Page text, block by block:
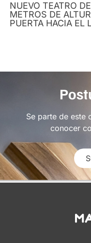
NUEVO TEATRO
METROS DE
PUERTA HACIA EL
Se parte de este
conocer